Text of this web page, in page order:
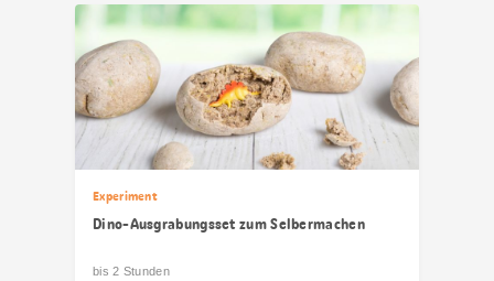
Experiment
Dino-Ausgrabungsset zum Selbermachen
bis 2 Stunden